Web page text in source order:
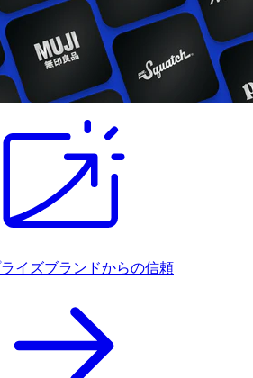
イズブランドからの信頼